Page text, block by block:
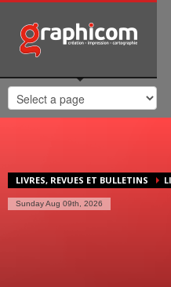
NOTRE SPÉCIALISATION
Notre entreprise familiale est
plans de ville, mais est
création graphique, en
de haute qualité. Nous réalisons
couvrons donc une large
Vendredi: 8:30-12:30/14:00-18:00
Samedi/Dimanche: Fermé.
LIVRES, REVUES ET BULLETINS
Sunday Aug 09th, 2026